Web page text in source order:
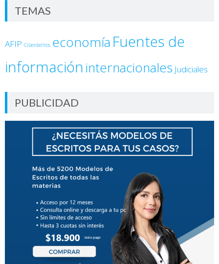
TEMAS
AFIP Ciberdelitos economía Fuentes de
información internacionales Judiciales
PUBLICIDAD